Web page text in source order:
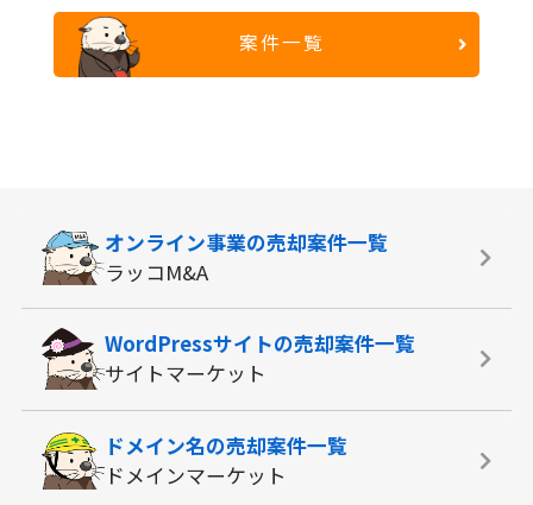
案件一覧
オンライン事業の売却案件一覧
ラッコM&A
WordPressサイトの売却案件一覧
サイトマーケット
ドメイン名の売却案件一覧
ドメインマーケット